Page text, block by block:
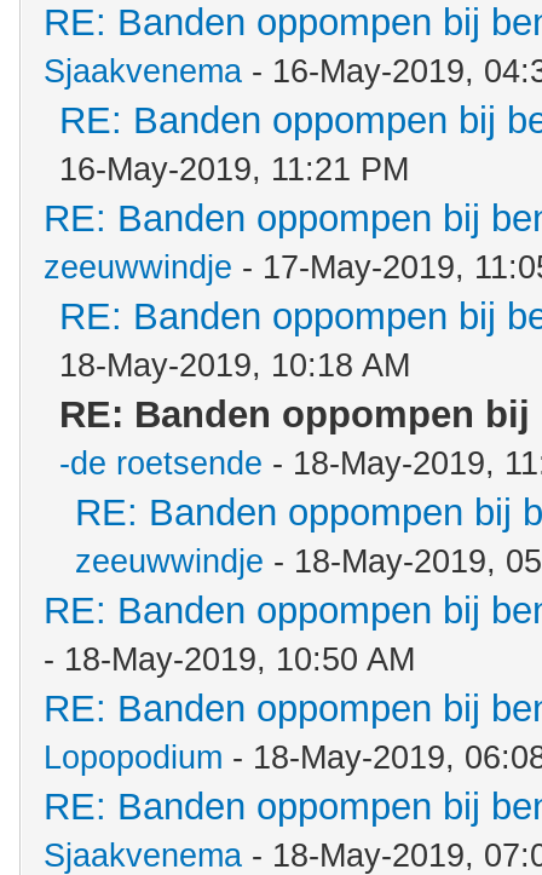
RE: Banden oppompen bij
Sjaakvenema - 16-May-2019,
RE: Banden oppompen bij
16-May-2019, 11:21 PM
RE: Banden oppompen bij
zeeuwwindje - 17-May-2019,
RE: Banden oppompen bij
18-May-2019, 10:18 AM
RE: Banden oppompen
-de roetsende - 18-May-2019,
RE: Banden oppompen bij
zeeuwwindje - 18-May-2019,
RE: Banden oppompen bij
- 18-May-2019, 10:50 AM
RE: Banden oppompen bij
Lopopodium - 18-May-2019,
RE: Banden oppompen bij
Sjaakvenema - 18-May-2019,